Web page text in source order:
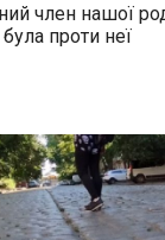
член нашої
проти неї